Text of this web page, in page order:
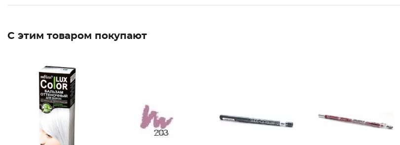
С этим товаром покупают